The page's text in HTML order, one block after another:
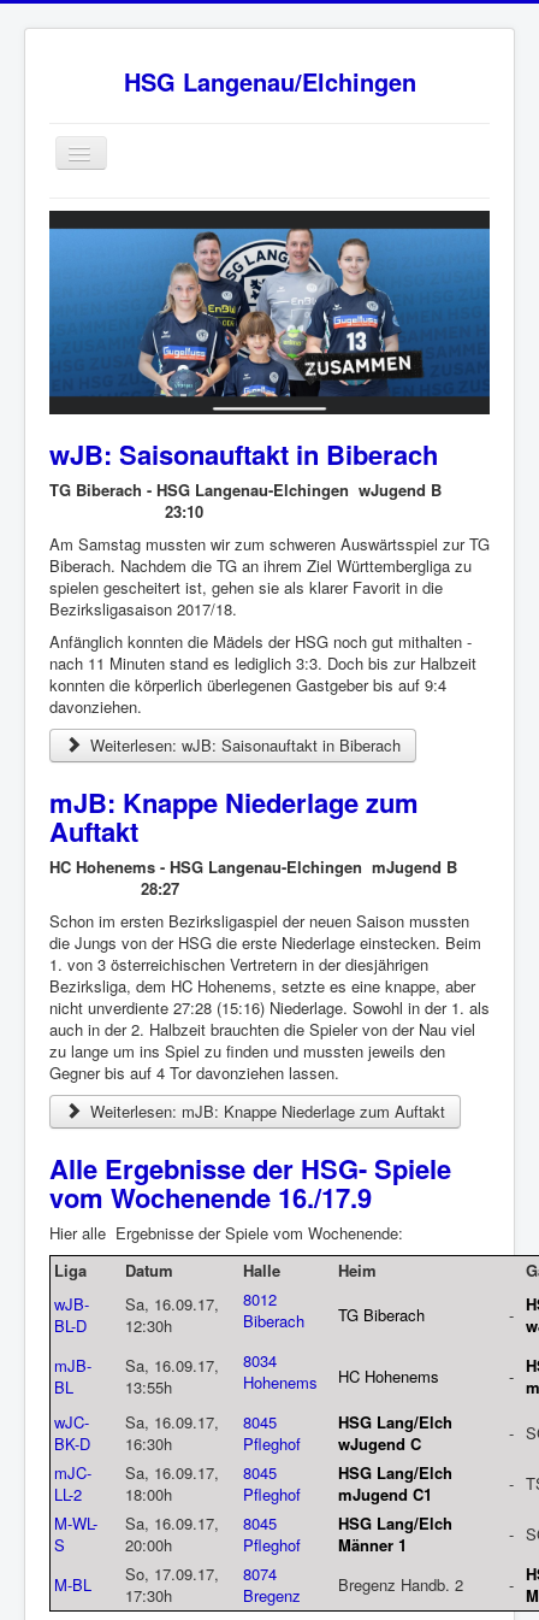
HSG Langenau/Elchingen
Home
BW Oberliga Staffel 2
Sponsoren
HSG - Fanshop
News
Ansprechpartner
Impressum
wJB: Saisonauftakt in Biberach
TG Biberach - HSG Langenau-Elchingen wJugend B
23:10
Am Samstag mussten wir zum schweren Auswärtsspiel zur TG
Biberach. Nachdem die TG an ihrem Ziel Württembergliga zu
spielen gescheitert ist, gehen sie als klarer Favorit in die
Bezirksligasaison 2017/18.
Anfänglich konnten die Mädels der HSG noch gut mithalten -
nach 11 Minuten stand es lediglich 3:3. Doch bis zur Halbzeit
konnten die körperlich überlegenen Gastgeber bis auf 9:4
davonziehen.
Weiterlesen: wJB: Saisonauftakt in Biberach
mJB: Knappe Niederlage zum
Auftakt
HC Hohenems - HSG Langenau-Elchingen mJugend B
28:27
Schon im ersten Bezirksligaspiel der neuen Saison mussten
die Jungs von der HSG die erste Niederlage einstecken. Beim
1. von 3 österreichischen Vertretern in der diesjährigen
Bezirksliga, dem HC Hohenems, setzte es eine knappe, aber
nicht unverdiente 27:28 (15:16) Niederlage. Sowohl in der 1. als
auch in der 2. Halbzeit brauchten die Spieler von der Nau viel
zu lange um ins Spiel zu finden und mussten jeweils den
Gegner bis auf 4 Tor davonziehen lassen.
Weiterlesen: mJB: Knappe Niederlage zum Auftakt
Alle Ergebnisse der HSG- Spiele
vom Wochenende 16./17.9
Hier alle Ergebnisse der Spiele vom Wochenende:
Liga
Datum Halle Heim
wJB-
BL-D
Sa, 16.09.17,
12:30h
8012
Biberach
TG Biberach -
mJB-
BL
Sa, 16.09.17,
13:55h
8034
Hohenems
HC Hohenems -
wJC-
BK-D
Sa, 16.09.17,
16:30h
8045
Pfleghof
HSG Lang/Elch
wJugend C
-
mJC-
LL-2
Sa, 16.09.17,
18:00h
8045
Pfleghof
HSG Lang/Elch
mJugend C1
-
M-WL-
S
Sa, 16.09.17,
20:00h
8045
Pfleghof
HSG Lang/Elch
Männer 1
-
M-BL
So, 17.09.17,
17:30h
8074
Bregenz
Bregenz Handb. 2 -